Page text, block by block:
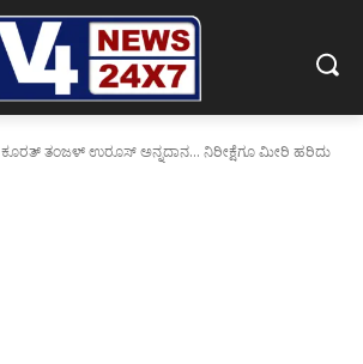
ಕೂರತ್ ತಂಜಳ್ ಉರೂಸ್ ಅನ್ನದಾನ... ನಿರೀಕ್ಷೆಗೂ ಮೀರಿ ಹರಿದು